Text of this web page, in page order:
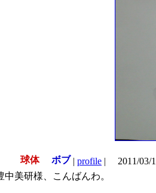
球体 ボブ | profile |
2011/03/
中美研様、こんばんわ。